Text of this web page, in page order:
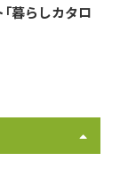
暮らしカタロ